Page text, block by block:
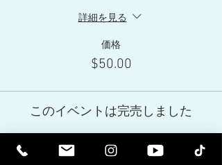
詳細を見る
価格
$50.00
このイベントは完売しました